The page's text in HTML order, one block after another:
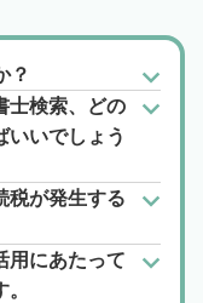
？
士検索、どの
いいでしょう
税が発生する
用にあたって